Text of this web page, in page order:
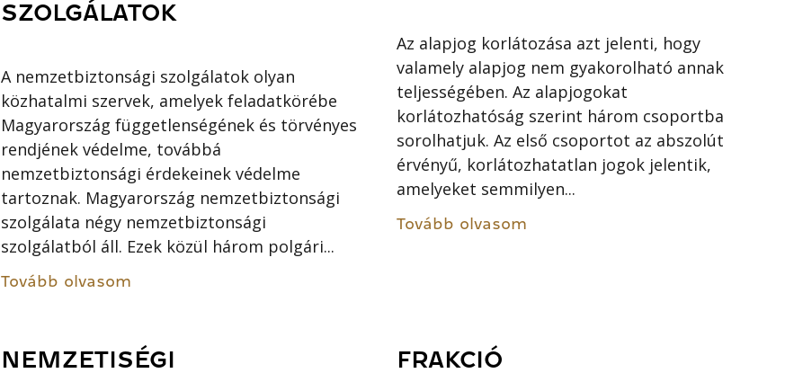
SZOLGÁLATOK
A nemzetbiztonsági szolgálatok olyan
közhatalmi szervek, amelyek feladatkörébe
Magyarország függetlenségének és törvényes
rendjének védelme, továbbá
nemzetbiztonsági érdekeinek védelme
tartoznak. Magyarország nemzetbiztonsági
szolgálata négy nemzetbiztonsági
szolgálatból áll. Ezek közül három polgári...
Tovább olvasom
Az alapjog korlátozása azt jelenti, hogy
valamely alapjog nem gyakorolható annak
teljességében. Az alapjogokat
korlátozhatóság szerint három csoportba
sorolhatjuk. Az első csoportot az abszolút
érvényű, korlátozhatatlan jogok jelentik,
amelyeket semmilyen...
Tovább olvasom
NEMZETISÉGI
FRAKCIÓ